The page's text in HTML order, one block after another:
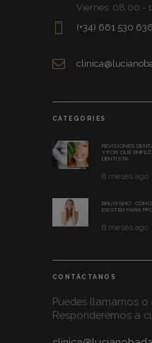
Viernes: 08:00 -
(+34) 661 530 636
CATEGORIES
REVISIONES
Y POR QUÉ
DENTISTA
8 meses ago
BRUXISMO:
EXISTEN PARA
8 meses ago
CONTÁCTANOS
Puedes llamarnos o
Responderemos a